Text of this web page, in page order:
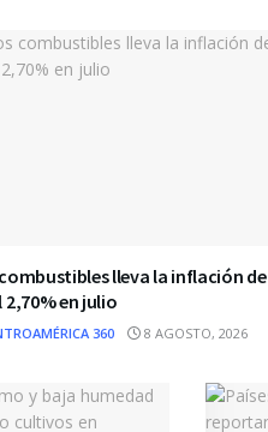
lleva la inflación de
en julio
360 8 AGOSTO, 2026